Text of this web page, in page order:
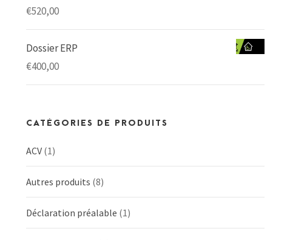
€520,00
Dossier ERP
€400,00
CATÉGORIES DE PRODUITS
ACV (1)
Autres produits (8)
Déclaration préalable (1)